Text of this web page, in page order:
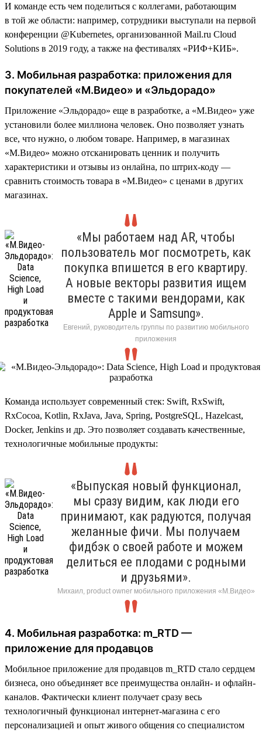
И команде есть чем поделиться с коллегами, работающим
в той же области: например, сотрудники выступали на первой
конференции @Kubernetes, организованной Mail.ru Cloud
Solutions в 2019 году, а также на фестивалях «РИФ+КИБ».
3. Мобильная разработка: приложения для
покупателей «М.Видео» и «Эльдорадо»
Приложение «Эльдорадо» еще в разработке, а «М.Видео» уже
установили более миллиона человек. Оно позволяет узнать
все, что нужно, о любом товаре. Например, в магазинах
«М.Видео» можно отсканировать ценник и получить
характеристики и отзывы из онлайна, по штрих-коду —
сравнить стоимость товара в «М.Видео» с ценами в других
магазинах.
«Мы работаем над AR, чтобы
пользователь мог посмотреть, как
покупка впишется в его квартиру.
А новые векторы развития ищем
вместе с такими вендорами, как
Apple и Samsung».
Евгений, руководитель группы по развитию мобильного
приложения
Команда использует современный стек: Swift, RxSwift,
RxCocoa, Kotlin, RxJava, Java, Spring, PostgreSQL, Hazelcast,
Docker, Jenkins и др. Это позволяет создавать качественные,
технологичные мобильные продукты:
«Выпуская новый функционал,
мы сразу видим, как люди его
принимают, как радуются, получая
желанные фичи. Мы получаем
фидбэк о своей работе и можем
делиться ее плодами с родными
и друзьями».
Михаил, product owner мобильного приложения «М.Видео»
4. Мобильная разработка: m_RTD —
приложение для продавцов
Мобильное приложение для продавцов m_RTD стало сердцем
бизнеса, оно объединяет все преимущества онлайн- и офлайн-
каналов. Фактически клиент получает сразу весь
технологичный функционал интернет-магазина с его
персонализацией и опыт живого общения со специалистом